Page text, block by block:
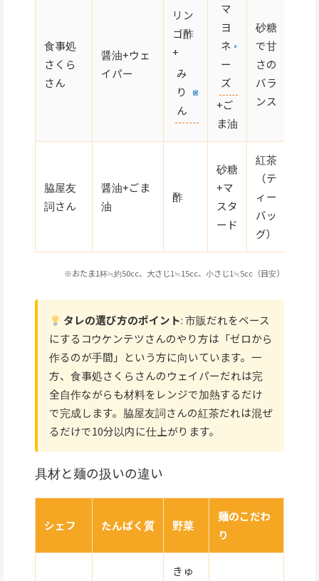
食事処
さくら
さん
醤油+ウェ
イパー
リン
ゴ酢
+
み
り
ん
マ
ヨ
ネ
ー
ズ
+ご
ま油
砂糖
で甘
さの
バラ
ンス
脇屋友
詞さん
醤油+ごま
油
酢
砂糖
+マ
スタ
ード
紅茶
（テ
ィー
バッ
グ）
※おたま1杯≒約50cc、大さじ1≒15cc、小さじ1≒5cc（目安）
タレの選び方のポイント: 市販だれをベース
にするコウケンテツさんのやり方は「ゼロから
作るのが手間」という方に向いています。一
方、食事処さくらさんのウェイパーだれは完
全自作ながらも材料をレンジで加熱するだけ
で完成します。脇屋友詞さんの紅茶だれは混ぜ
るだけで10分以内に仕上がります。
具材と麺の扱いの違い
シェフ たんぱく質 野菜
麺のこだわ
り
きゅ